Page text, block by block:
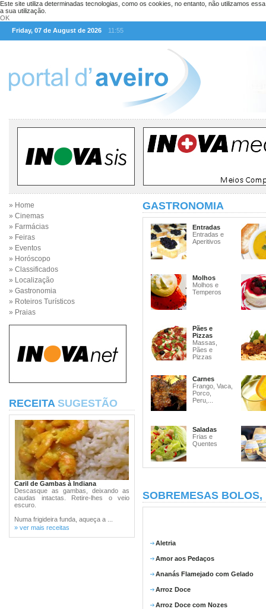
Este site utiliza determinadas tecnologias, como os cookies, no entanto, não utilizamos
a sua utilização.
OK
Friday, 07 de August de 2026
11:55
» Home
» Cinemas
» Farmácias
» Feiras
» Eventos
» Horóscopo
» Classificados
» Localização
» Gastronomia
» Roteiros Turísticos
» Praias
RECEITA SUGESTÃO
Caril de Gambas à Indiana
Descasque as gambas, deixando as
caudas intactas. Retire-lhes o veio
escuro.
Numa frigideira funda, aqueça a ...
» ver mais receitas
GASTRONOMIA
Entradas
Entradas e
Aperitivos
Molhos
Molhos e
Temperos
Pães e
Pizzas
Massas,
Pães e
Pizzas
Carnes
Frango, Vaca,
Porco,
Peru,...
Saladas
Frias e
Quentes
SOBREMESAS
Aletria
Amor aos Pedaços
Ananás Flamejado com Gelado
Arroz Doce
Arroz Doce com Nozes